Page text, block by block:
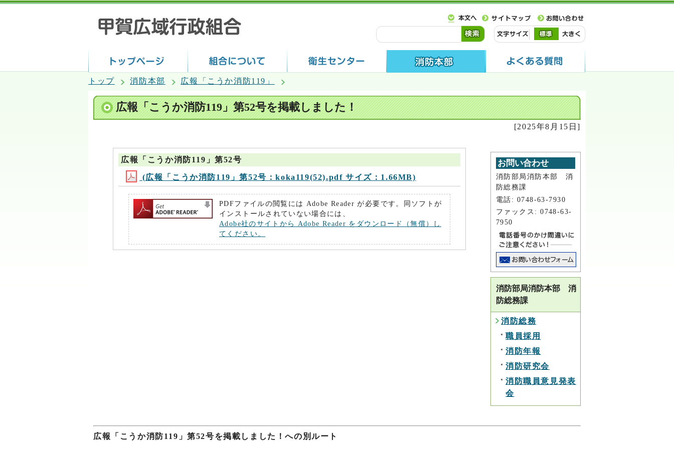
トップ 消防本部 広報「こうか消防119」
広報「こうか消防119」第52号を掲載しました！
[2025年8月15日]
広報「こうか消防119」第52号
(広報「こうか消防119」第52号：koka119(52).pdf サイズ：1.66MB)
PDFファイルの閲覧には Adobe Reader が必要です。同ソフトが
インストールされていない場合には、
Adobe社のサイトから Adobe Reader をダウンロード（無償）し
てください。
お問い合わせ
消防部局消防本部 消
防総務課
電話: 0748-63-7930
ファックス: 0748-63-
7950
消防部局消防本部 消
防総務課
消防総務
職員採用
消防年報
消防研究会
消防職員意見発表
会
広報「こうか消防119」第52号を掲載しました！への別ルート